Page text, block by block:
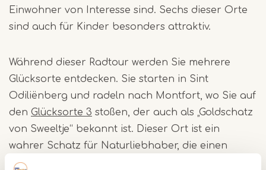
Einwohner von Interesse sind. Sechs dieser Orte
sind auch für Kinder besonders attraktiv.
Während dieser Radtour werden Sie mehrere
Glücksorte entdecken. Sie starten in Sint
Odiliënberg und radeln nach Montfort, wo Sie auf
den Glücksorte 3 stoßen, der auch als „Goldschatz
von Sweeltje“ bekannt ist. Dieser Ort ist ein
wahrer Schatz für Naturliebhaber, die einen
ruhigen Ort zum Genießen suchen.